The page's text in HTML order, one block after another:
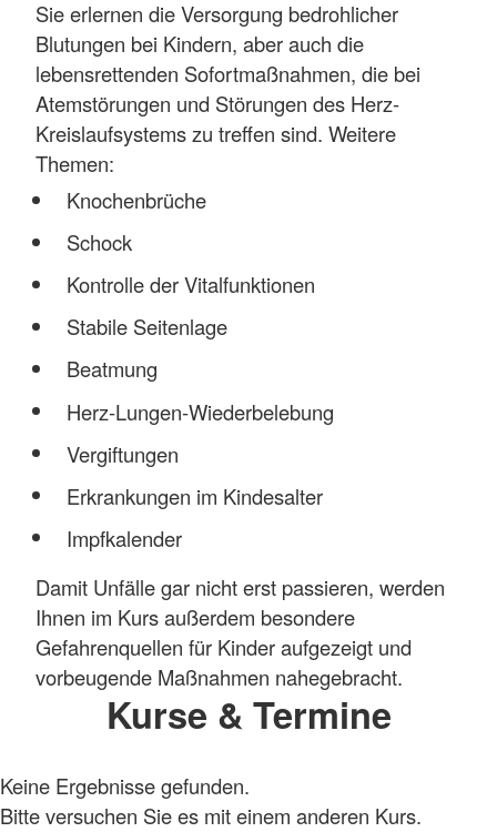
Sie erlernen die Versorgung bedrohlicher
Blutungen bei Kindern, aber auch die
lebensrettenden Sofortmaßnahmen, die bei
Atemstörungen und Störungen des Herz-
Kreislaufsystems zu treffen sind. Weitere
Themen:
Knochenbrüche
Schock
Kontrolle der Vitalfunktionen
Stabile Seitenlage
Beatmung
Herz-Lungen-Wiederbelebung
Vergiftungen
Erkrankungen im Kindesalter
Impfkalender
Damit Unfälle gar nicht erst passieren, werden
Ihnen im Kurs außerdem besondere
Gefahrenquellen für Kinder aufgezeigt und
vorbeugende Maßnahmen nahegebracht.
Kurse & Termine
Keine Ergebnisse gefunden.
Bitte versuchen Sie es mit einem anderen Kurs.